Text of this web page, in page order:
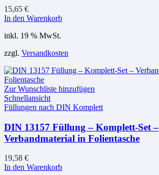
15,65 €
In den Warenkorb
inkl. 19 % MwSt.
zzgl. Versandkosten
Zur Wunschliste hinzufügen
Schnellansicht
Füllungen nach DIN Komplett
DIN 13157 Füllung – Komplett-Set –
Verbandmaterial in Folientasche
19,58 €
In den Warenkorb